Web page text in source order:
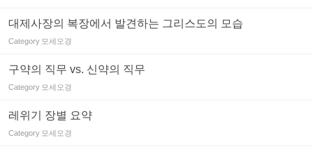
대제사장의 복장에서 발견하는 그리스도의 모습
Category 모세오경
구약의 직무 vs. 신약의 직무
Category 모세오경
레위기 장별 요약
Category 모세오경